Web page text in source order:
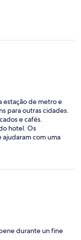
estação de metro e
para outras cidades.
e cafés.
hotel. Os
com uma
aérea.
durante un fine